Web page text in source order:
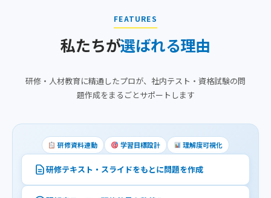
FEATURES
私たちが選ばれる理由
研修・人材教育に精通したプロが、社内テスト・資格試験の問
題作成をまるごとサポートします
研修資料連動 学習目標設計 理解度可視化
研修テキスト・スライドをもとに問題を作成